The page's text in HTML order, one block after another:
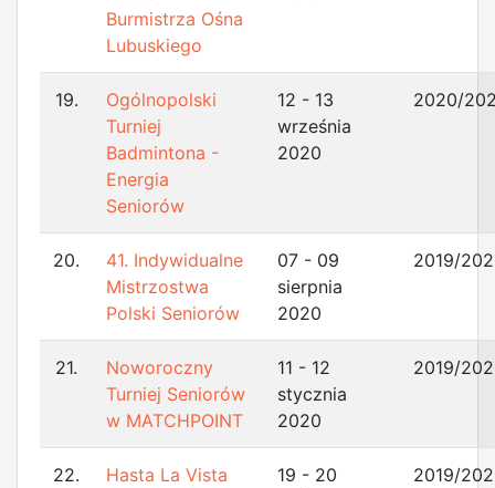
Burmistrza Ośna
Lubuskiego
19.
Ogólnopolski
Turniej
Badmintona -
Energia
Seniorów
12 - 13
września
2020
2020/
20.
41. Indywidualne
Mistrzostwa
Polski Seniorów
07 - 09
sierpnia
2020
2019/
21.
Noworoczny
Turniej Seniorów
w MATCHPOINT
11 - 12
stycznia
2020
2019/
22.
Hasta La Vista
19 - 20
2019/